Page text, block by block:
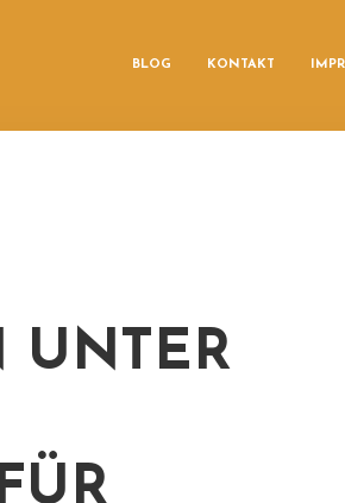
BLOG KONTAKT
UNTER